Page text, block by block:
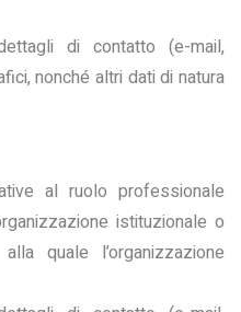
di contatto (e-mail,
nonché altri dati di natura
al ruolo professionale
istituzionale o
quale l’organizzazione